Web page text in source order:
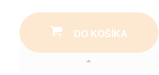
DO KOŠÍKA